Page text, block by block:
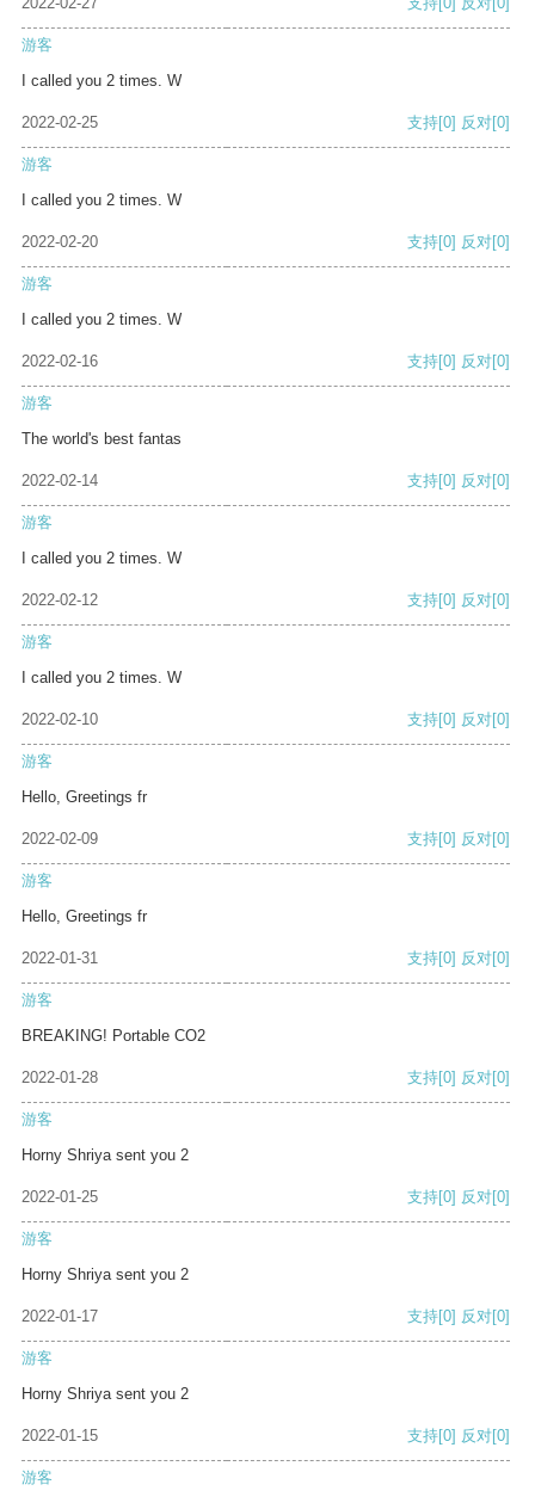
游客
I called you 2 times. W
2022-02-25 支持[0] 反对[0]
游客
I called you 2 times. W
2022-02-20 支持[0] 反对[0]
游客
I called you 2 times. W
2022-02-16 支持[0] 反对[0]
游客
The world's best fantas
2022-02-14 支持[0] 反对[0]
游客
I called you 2 times. W
2022-02-12 支持[0] 反对[0]
游客
I called you 2 times. W
2022-02-10 支持[0] 反对[0]
游客
Hello, Greetings fr
2022-02-09 支持[0] 反对[0]
游客
Hello, Greetings fr
2022-01-31 支持[0] 反对[0]
游客
BREAKING! Portable CO2
2022-01-28 支持[0] 反对[0]
游客
Horny Shriya sent you 2
2022-01-25 支持[0] 反对[0]
游客
Horny Shriya sent you 2
2022-01-17 支持[0] 反对[0]
游客
Horny Shriya sent you 2
2022-01-15 支持[0] 反对[0]
游客